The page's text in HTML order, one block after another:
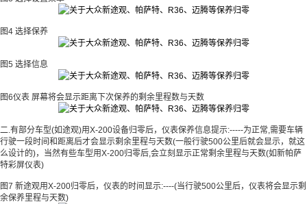
图4 选择保养
图5 选择信息
图6仪表 屏幕将会显示距离下次保养的剩余里程数与天数
二.有部分车型(如途观)用X-200设备归零后，仪表保养信息提示:-----为正常,需要车辆
行驶一段时间和距离后才会显示剩余里程与天数(一般行驶500公里后就会显示，就这
么设计的)，当然有些车型用X-200归零后,会立刻显示正常剩余里程与天数(如新帕萨
特彩屏仪表)
图7 新途观用X-200归零后，仪表的时间显示:----(当行驶500公里后，仪表将会显示剩
余保养里程与天数)